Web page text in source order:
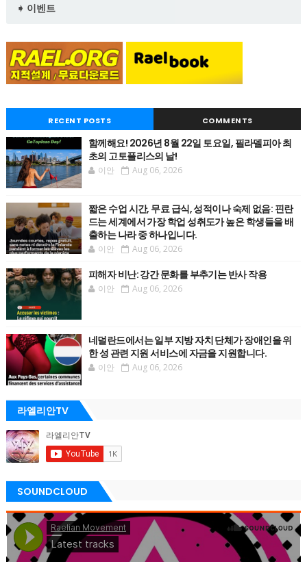
➧ 이벤트
RECENT POSTS COMMENTS
함께해요! 2026년 8월 22일 토요일, 필라델피아 최
초의 고토플리스의 날!
이안 Aug 06, 2026
짧은 수업 시간, 무료 급식, 성적이나 숙제 없음: 핀란
드는 세계에서 가장 학업 성취도가 높은 학생들을 배
출하는 나라 중 하나입니다.
이안 Aug 06, 2026
피해자 비난: 강간 문화를 부추기는 반사 작용
이안 Aug 06, 2026
네덜란드에서는 일부 지방 자치 단체가 장애인을 위
한 성 관련 지원 서비스에 자금을 지원합니다.
이안 Aug 06, 2026
라엘리안TV
SOUNDCLOUD